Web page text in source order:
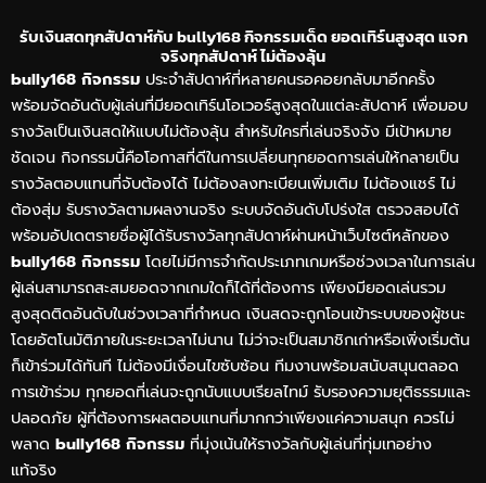
รับเงินสดทุกสัปดาห์กับ bully168 กิจกรรมเด็ด ยอดเทิร์นสูงสุด แจก
จริงทุกสัปดาห์ ไม่ต้องลุ้น
bully168 กิจกรรม ประจำสัปดาห์ที่หลายคนรอคอยกลับมาอีกครั้ง
พร้อมจัดอันดับผู้เล่นที่มียอดเทิร์นโอเวอร์สูงสุดในแต่ละสัปดาห์ เพื่อมอบ
รางวัลเป็นเงินสดให้แบบไม่ต้องลุ้น สำหรับใครที่เล่นจริงจัง มีเป้าหมาย
ชัดเจน กิจกรรมนี้คือโอกาสที่ดีในการเปลี่ยนทุกยอดการเล่นให้กลายเป็น
รางวัลตอบแทนที่จับต้องได้ ไม่ต้องลงทะเบียนเพิ่มเติม ไม่ต้องแชร์ ไม่
ต้องสุ่ม รับรางวัลตามผลงานจริง ระบบจัดอันดับโปร่งใส ตรวจสอบได้
พร้อมอัปเดตรายชื่อผู้ได้รับรางวัลทุกสัปดาห์ผ่านหน้าเว็บไซต์หลักของ
bully168 กิจกรรม โดยไม่มีการจำกัดประเภทเกมหรือช่วงเวลาในการเล่น
ผู้เล่นสามารถสะสมยอดจากเกมใดก็ได้ที่ต้องการ เพียงมียอดเล่นรวม
สูงสุดติดอันดับในช่วงเวลาที่กำหนด เงินสดจะถูกโอนเข้าระบบของผู้ชนะ
โดยอัตโนมัติภายในระยะเวลาไม่นาน ไม่ว่าจะเป็นสมาชิกเก่าหรือเพิ่งเริ่มต้น
ก็เข้าร่วมได้ทันที ไม่ต้องมีเงื่อนไขซับซ้อน ทีมงานพร้อมสนับสนุนตลอด
การเข้าร่วม ทุกยอดที่เล่นจะถูกนับแบบเรียลไทม์ รับรองความยุติธรรมและ
ปลอดภัย ผู้ที่ต้องการผลตอบแทนที่มากกว่าเพียงแค่ความสนุก ควรไม่
พลาด bully168 กิจกรรม ที่มุ่งเน้นให้รางวัลกับผู้เล่นที่ทุ่มเทอย่าง
แท้จริง